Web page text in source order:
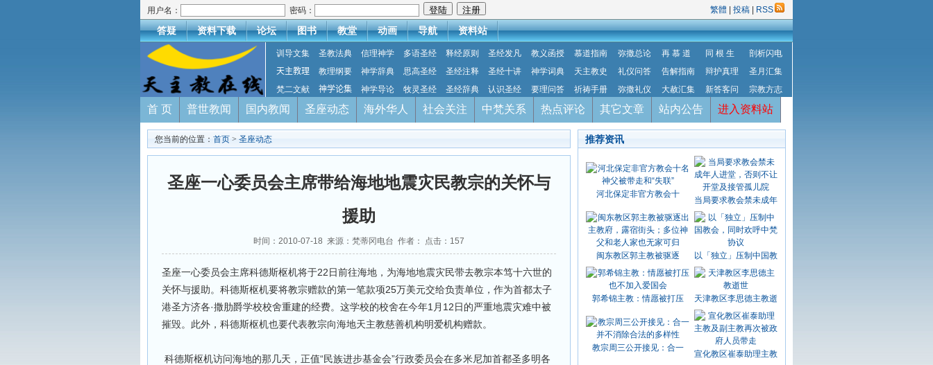
用户名： 密码： 繁體 投稿 RSS
答疑 资料下载 论坛 图书 教堂 动画 导航 资料站
训导文集 圣教法典 信理神学 多语圣经 释经原则 圣经发凡 教义函授 慕道指南 弥撒总论 再 慕 道 同 根 生
剖析闪电
天主教理
教理纲要 神学辞典 思高圣经 圣经注释 圣经十讲 神学词典 天主教史 礼仪问答 告解指南 辩护真理
圣月汇集
梵二文献
神学论集 神学导论 牧灵圣经 圣经辞典 认识圣经 要理问答 祈祷手册 弥撒礼仪 大赦汇集 新答客问 宗教方志
首 页 普世教闻 国内教闻 圣座动态 海外华人 社会关注 中梵关系 热点评论 其它文章 站内公告 进入资料站
您当前的位置： 首页 > 圣座动态
圣座一心委员会主席带给海地地震灾民教宗的关怀与
援助
时间：2010-07-18 来源：梵蒂冈电台 作者： 点击： 157
圣座一心委员会主席科德斯枢机将于22日前往海地，为海地地震灾民带去教宗本笃十六世的
关怀与援助。科德斯枢机要将教宗赠款的第一笔款项25万美元交给负责单位，作为首都太子
港圣方济各·撒肋爵学校校舍重建的经费。这学校的校舍在今年1月12日的严重地震灾难中被
摧毁。此外，科德斯枢机也要代表教宗向海地天主教慈善机构明爱机构赠款。
科德斯枢机访问海地的那几天，正值“民族进步基金会”行政委员会在多米尼加首都圣多明各
推荐资讯
河北保定非官方教会十
当局要求教会禁未成年
闽东教区郭主教被驱逐 以「独立」压制中国教
郭希锦主教：情愿被打压 天津教区李思德主教逝
教宗周三公开接见：合一
宣化教区崔泰助理主教